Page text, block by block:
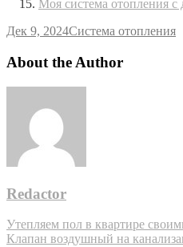
Моя система отопления с
Дек 9, 2024Система отопления
About the Author
Redactor
Навигация
Утепляем пол в квартире
Клапан воздушный на